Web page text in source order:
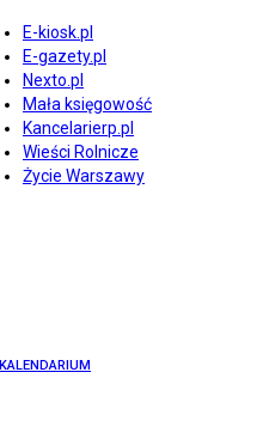
E-kiosk.pl
E-gazety.pl
Nexto.pl
Mała księgowość
Kancelarierp.pl
Wieści Rolnicze
Życie Warszawy
KALENDARIUM